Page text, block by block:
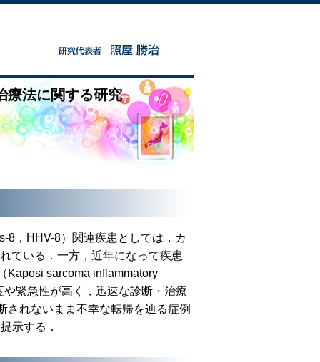
療法に関する研究
，HHV-8）関連疾患としては，カ
ている．一方，近年になって疾患
Kaposi sarcoma inflammatory
緊急性が高く，迅速な診断・治療
されないまま不幸な転帰を辿る症例
示する．